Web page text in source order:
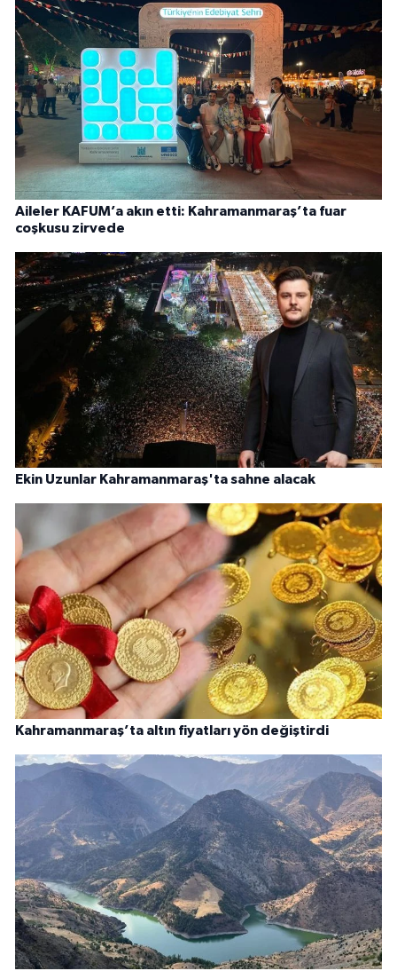
Aileler KAFUM’a akın etti: Kahramanmaraş’ta fuar
coşkusu zirvede
Ekin Uzunlar Kahramanmaraş'ta sahne alacak
Kahramanmaraş’ta altın fiyatları yön değiştirdi